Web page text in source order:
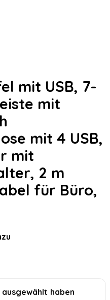
mit USB, 7-
mit
mit 4 USB,
mit
2 m
für Büro,
haben